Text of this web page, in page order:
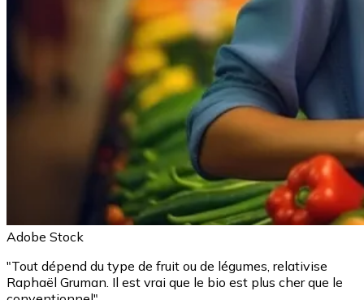
Adobe Stock
"Tout dépend du type de fruit ou de légumes, relativise
Raphaël Gruman. Il est vrai que le bio est plus cher que le